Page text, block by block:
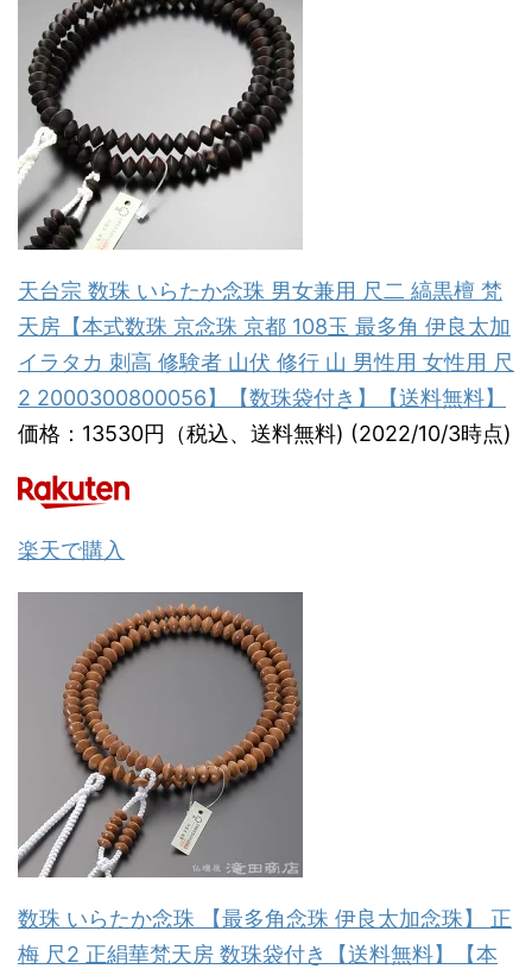
天台宗 数珠 いらたか念珠 男女兼用 尺二 縞黒檀 梵
天房【本式数珠 京念珠 京都 108玉 最多角 伊良太加
イラタカ 刺高 修験者 山伏 修行 山 男性用 女性用 尺
2 2000300800056】【数珠袋付き】【送料無料】
価格：13530円（税込、送料無料) (2022/10/3時点)
楽天で購入
数珠 いらたか念珠 【最多角念珠 伊良太加念珠】 正
梅 尺2 正絹華梵天房 数珠袋付き【送料無料】【本